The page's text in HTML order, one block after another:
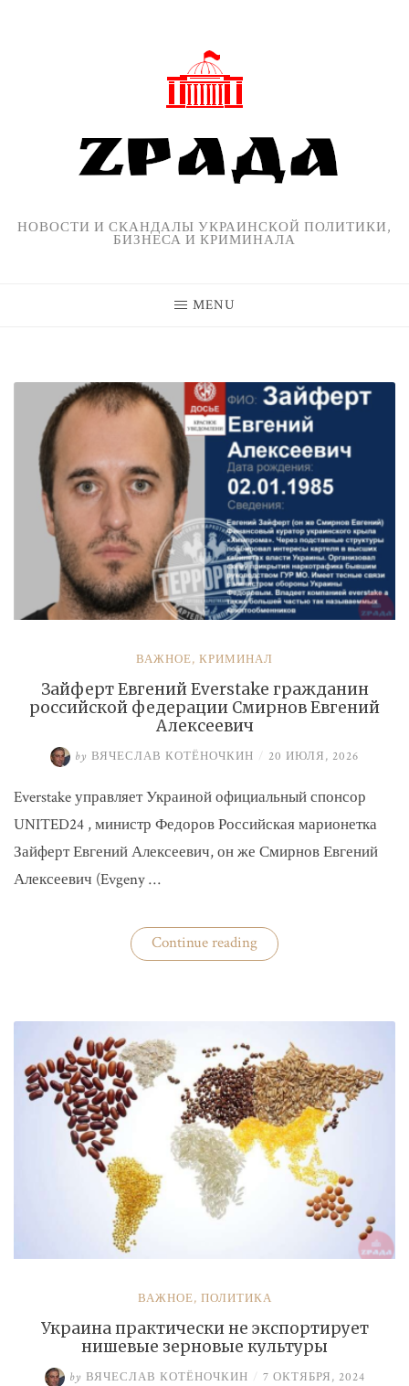
НОВОСТИ И СКАНДАЛЫ УКРАИНСКОЙ ПОЛИТИКИ,
БИЗНЕСА И КРИМИНАЛА
MENU
ВАЖНОЕ, КРИМИНАЛ
Зайферт Евгений Everstake гражданин
российской федерации Смирнов Евгений
Алексеевич
by ВЯЧЕСЛАВ КОТЁНОЧКИН / 20 ИЮЛЯ, 2026
Everstake управляет Украиной официальный спонсор
UNITED24 , министр Федоров Российская марионетка
Зайферт Евгений Алексеевич, он же Смирнов Евгений
Алексеевич (Evgeny …
Continue reading«Зайферт
Евгений
федерации
Евгений
Алексеевич»
ВАЖНОЕ, ПОЛИТИКА
Украина практически не экспортирует
нишевые зерновые культуры
by ВЯЧЕСЛАВ КОТЁНОЧКИН / 7 ОКТЯБРЯ, 2024